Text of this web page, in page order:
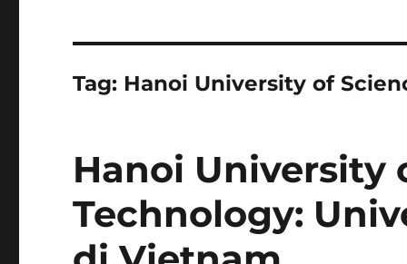
Tag: Hanoi University of
Hanoi University
Technology: